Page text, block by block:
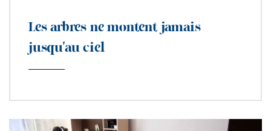
Les arbres ne montent jamais
jusqu’au ciel